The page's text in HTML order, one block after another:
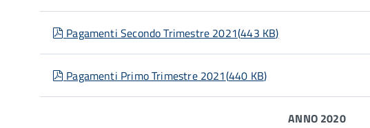
pdf
Pagamenti Secondo Trimestre 2021(443 KB)
pdf
Pagamenti Primo Trimestre 2021(440 KB)
ANNO 2020